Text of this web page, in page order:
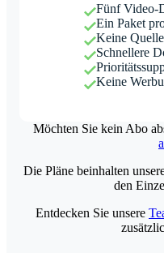
Fünf Video-
Ein Paket
Keine
Schnellere
Keine
Möchten Sie kein Abo
Die Pläne beinhalten
den
Entdecken Sie unsere